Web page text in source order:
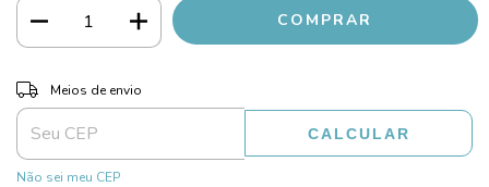
Entregas para o CEP:
Meios de envio
CALCULAR
Não sei meu CEP